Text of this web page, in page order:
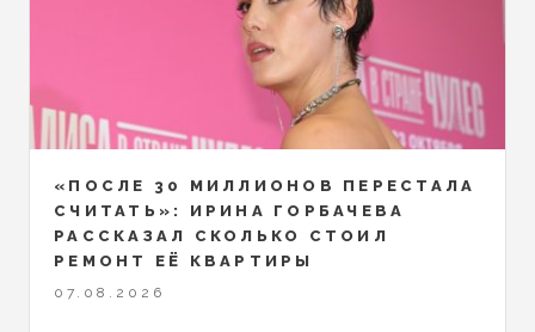
«ПОСЛЕ 30 МИЛЛИОНОВ ПЕРЕСТАЛА
СЧИТАТЬ»: ИРИНА ГОРБАЧЕВА
РАССКАЗАЛ СКОЛЬКО СТОИЛ
РЕМОНТ ЕЁ КВАРТИРЫ
07.08.2026